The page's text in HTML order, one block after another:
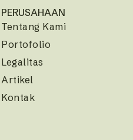
PERUSAHAAN
Tentang Kami
Portofolio
Legalitas
Artikel
Kontak